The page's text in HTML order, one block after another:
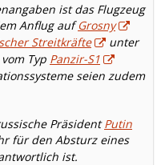
ist das Flugzeug
Anflug aufGrosny
Streitkräfte
unter
Typ Panzir-S1
seien zudem
PräsidentPutin
für den Absturz eines
ist.